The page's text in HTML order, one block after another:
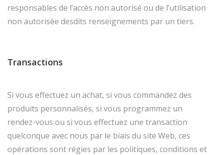
responsables de l’accès non autorisé ou de l’utilisation
non autorisée desdits renseignements par un tiers.
Transactions
Si vous effectuez un achat, si vous commandez des
produits personnalisés, si vous programmez un
rendez-vous ou si vous effectuez une transaction
quelconque avec nous par le biais du site Web, ces
opérations sont régies par les politiques, conditions et